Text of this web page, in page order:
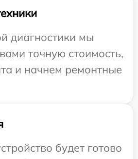
диагностики мы
точную стоимость,
и начнем ремонтные
будет готово